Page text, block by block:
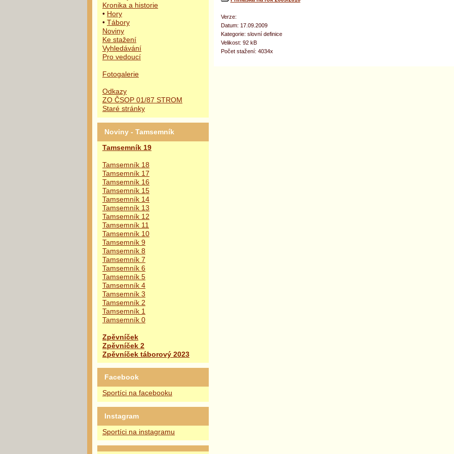
Kronika a historie
• Hory
• Tábory
Noviny
Ke stažení
Vyhledávání
Pro vedoucí
Fotogalerie
Odkazy
ZO ČSOP 01/87 STROM
Staré stránky
Noviny - Tamsemník
Tamsemník 19
Tamsemník 18
Tamsemník 17
Tamsemník 16
Tamsemník 15
Tamsemník 14
Tamsemník 13
Tamsemník 12
Tamsemník 11
Tamsemník 10
Tamsemník 9
Tamsemník 8
Tamsemník 7
Tamsemník 6
Tamsemník 5
Tamsemník 4
Tamsemník 3
Tamsemník 2
Tamsemník 1
Tamsemník 0
Zpěvníček
Zpěvníček 2
Zpěvníček táborový 2023
Facebook
Sportíci na facebooku
Instagram
Sportíci na instagramu
Verze:
Datum: 17.09.2009
Kategorie: slovní definice
Velikost: 92 kB
Počet stažení: 4034x